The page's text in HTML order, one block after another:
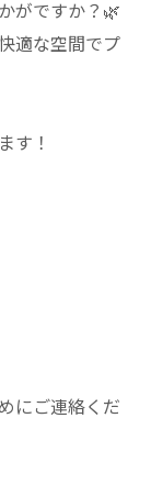
がですか？🌿
適な空間でプ
す！
にご連絡くだ